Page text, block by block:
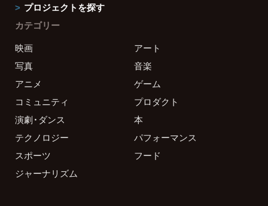
プロジェクトを探す
カテゴリー
映画
アート
写真
音楽
アニメ
ゲーム
コミュニティ
プロダクト
演劇・ダンス
本
テクノロジー
パフォーマンス
スポーツ
フード
ジャーナリズム